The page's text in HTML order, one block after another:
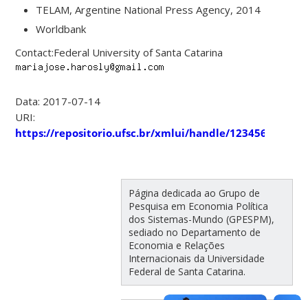
TELAM, Argentine National Press Agency, 2014
Worldbank
Contact:Federal University of Santa Catarina
Data: 2017-07-14
URI:
https://repositorio.ufsc.br/xmlui/handle/123456789/
Página dedicada ao Grupo de
Pesquisa em Economia Política
dos Sistemas-Mundo (GPESPM),
sediado no Departamento de
Economia e Relações
Internacionais da Universidade
Federal de Santa Catarina.